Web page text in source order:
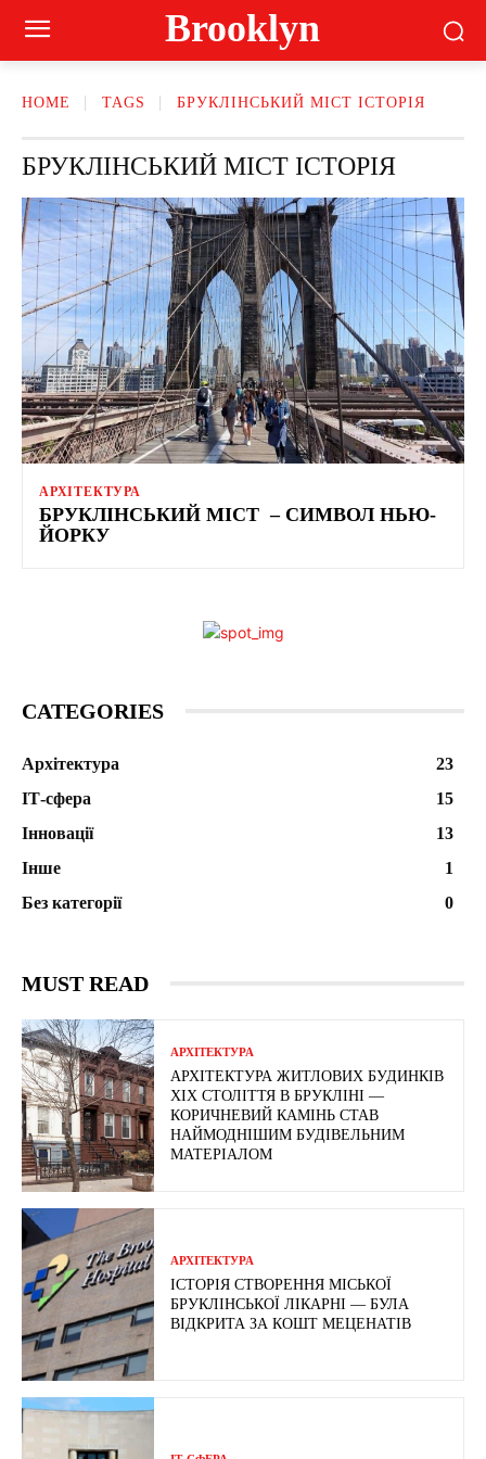
Brooklyn
HOME TAGS БРУКЛІНСЬКИЙ МІСТ ІСТОРІЯ
БРУКЛІНСЬКИЙ МІСТ ІСТОРІЯ
АРХІТЕКТУРА
БРУКЛІНСЬКИЙ МІСТ – СИМВОЛ НЬЮ-
ЙОРКУ
CATEGORIES
Архітектура
23
ІТ-сфера
15
Інновації
13
Інше
1
Без категорії
0
MUST READ
АРХІТЕКТУРА
АРХІТЕКТУРА ЖИТЛОВИХ БУДИНКІВ
ХІХ СТОЛІТТЯ В БРУКЛІНІ —
КОРИЧНЕВИЙ КАМІНЬ СТАВ
НАЙМОДНІШИМ БУДІВЕЛЬНИМ
МАТЕРІАЛОМ
АРХІТЕКТУРА
ІСТОРІЯ СТВОРЕННЯ МІСЬКОЇ
БРУКЛІНСЬКОЇ ЛІКАРНІ — БУЛА
ВІДКРИТА ЗА КОШТ МЕЦЕНАТІВ